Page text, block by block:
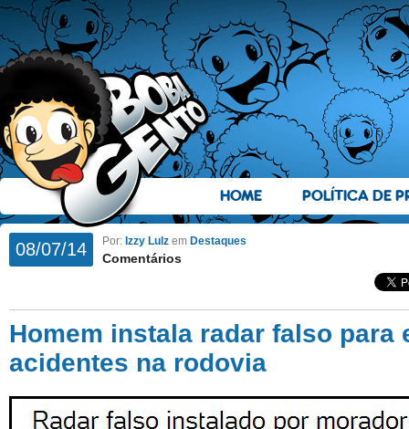
HOME POLÍTICA DE
08/07/14 Por: Izzy Lulz em Destaques
Comentários
Homem instala radar falso para
acidentes na rodovia